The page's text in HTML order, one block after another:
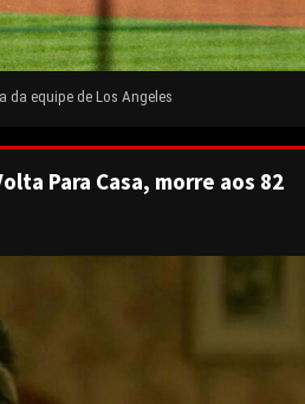
da equipe de Los Angeles
Para Casa, morre aos 82